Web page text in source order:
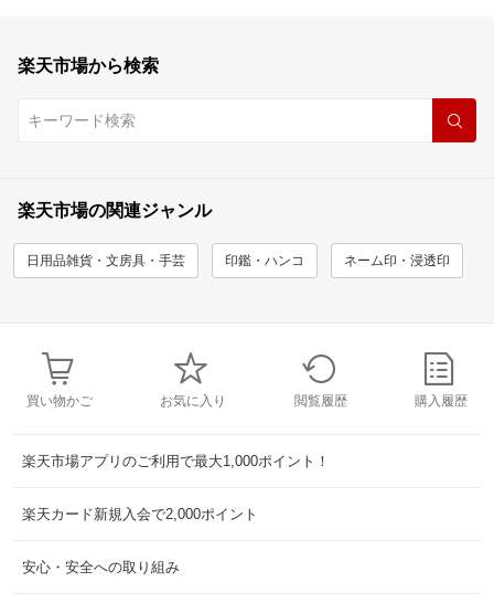
楽天市場から検索
楽天市場の関連ジャンル
日用品雑貨・文房具・手芸 印鑑・ハンコ ネーム印・浸透印
買い物かご お気に入り 閲覧履歴 購入履歴
楽天市場アプリのご利用で最大1,000ポイント！
楽天カード新規入会で2,000ポイント
安心・安全への取り組み